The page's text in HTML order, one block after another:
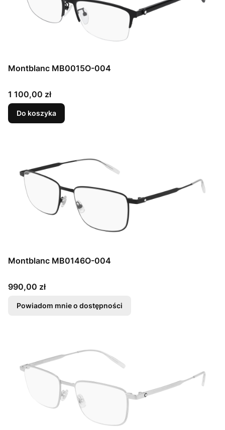
Montblanc MB0015O-004
Cena
1 100,00 zł
Do koszyka
Montblanc MB0146O-004
Cena
990,00 zł
Powiadom mnie o dostępności